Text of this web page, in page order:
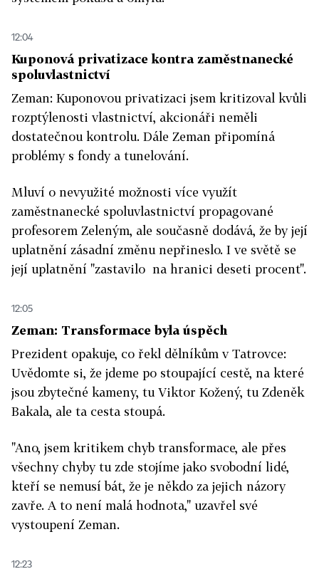
12:04
Kuponová privatizace kontra zaměstnanecké
spoluvlastnictví
Zeman: Kuponovou privatizaci jsem kritizoval kvůli
rozptýlenosti vlastnictví, akcionáři neměli
dostatečnou kontrolu. Dále Zeman připomíná
problémy s fondy a tunelování.
Mluví o nevyužité možnosti více využít
zaměstnanecké spoluvlastnictví propagované
profesorem Zeleným, ale současně dodává, že by její
uplatnění zásadní změnu nepřineslo. I ve světě se
její uplatnění "zastavilo na hranici deseti procent".
12:05
Zeman: Transformace byla úspěch
Prezident opakuje, co řekl dělníkům v Tatrovce:
Uvědomte si, že jdeme po stoupající cestě, na které
jsou zbytečné kameny, tu Viktor Kožený, tu Zdeněk
Bakala, ale ta cesta stoupá.
"Ano, jsem kritikem chyb transformace, ale přes
všechny chyby tu zde stojíme jako svobodní lidé,
kteří se nemusí bát, že je někdo za jejich názory
zavře. A to není malá hodnota," uzavřel své
vystoupení Zeman.
12:23